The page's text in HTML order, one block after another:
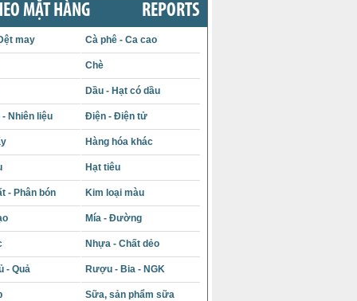
MẶT HÀNG REPORTS
may Cà phê - Ca cao
Chè
Dầu - Hạt có dầu
- Nhiên liệu Điện - Điện tử
Hàng hóa khác
Hạt tiêu
- Phân bón Kim loại màu
Mía - Đường
Nhựa - Chất dẻo
- Quả Rượu - Bia - NGK
Sữa, sản phẩm sữa